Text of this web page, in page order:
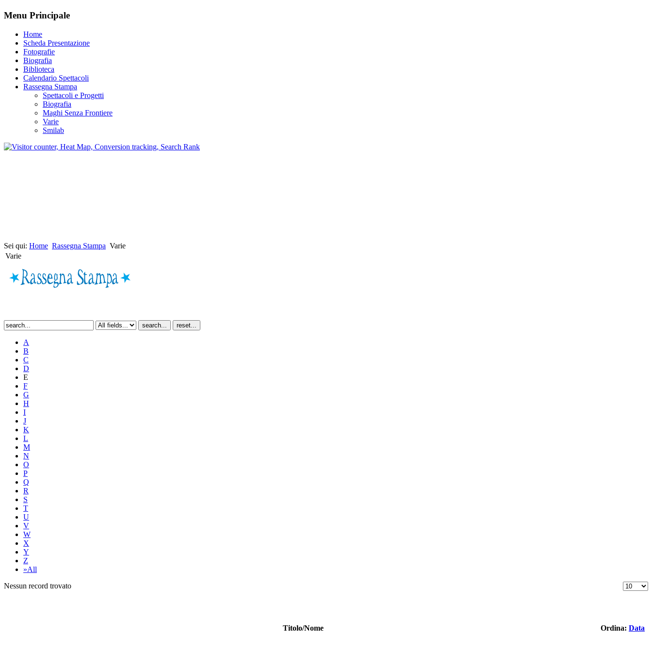
Menu Principale
Home
Scheda Presentazione
Fotografie
Biografia
Biblioteca
Calendario Spettacoli
Rassegna Stampa
Spettacoli e Progetti
Biografia
Maghi Senza Frontiere
Varie
Smilab
Sei qui: Home Rassegna Stampa Varie
Varie
A
B
C
D
E
F
G
H
I
J
K
L
M
N
O
P
Q
R
S
T
U
V
W
X
Y
Z
»All
Nessun record trovato
Titolo/Nome Ordina: Data